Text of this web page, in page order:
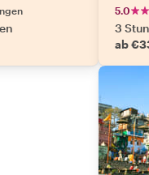
5.0
3
ab